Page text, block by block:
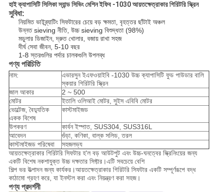
হাই ক্যাপাসিটি সিলিকা স্যান্ড সিভিং মেশিন ইফিব -1030 আয়তক্ষেত্রাকার গিরিটরি স্ক্রিন
সুবিধা:
নিয়মিত ভাইব্র্যাটিং সিফটারের চেয়ে বড় ক্ষমতা, বৃহত্তর ছাঁটাই অঞ্চল
উন্নত sieving নীতি, উচ্চ sieving বিশুদ্ধতা (98%)
মডুলার ডিজাইন, দ্রুত খোলার, বজায় রাখা সহজ
দীর্ঘ সেবা জীবন, 5-10 বছর
1-8 স্তরগুলির পর্দার চালকগুলি উপলব্ধ
পণ্য পরিচিতি
নাম:
এভারসুন ইএফওয়াইবি -1030 উচ্চ ক্যাপাসিটি ফুড পাউডার বালি
স্কয়ার গিরিটরি স্ক্রিন
জাল আকার
2 ~ 500
মোটর
ইতালি ওলিআই মোটর, সুইস এবিবি মোটর
ভোল্টেজ, বৈদ্যুতিক
একক বিশেষ
কাস্টমাইজড
উপকরণ
কার্বন ইস্পাত, SUS304, SUS316L
আবেদন
গুঁড়া, কণিকা, বাল্ক সলিড, তরল
কাস্টমাইজড পরিষেবা
সহজলভ্য
আয়তক্ষেত্রাকার গিরিটরি সিফটার হ'ল বড় আউটপুট এবং উচ্চ-ঘনত্বের স্ক্রিনিংয়ের জন্য
একটি বিশেষ নকশাযুক্ত উচ্চ দক্ষতার সিফ্টার।এটি সবচেয়ে বেশি
শিল্প ভর উত্পাদন জন্য কার্যকর।আয়তক্ষেত্রাকার গিরিটরি সিফটার একটি সম্পূর্ণরূপে বদ্ধ
কাঠামো গ্রহণ করে, যা ইনস্টল করা এবং নিয়ন্ত্রণ করা সহজ।
পণ্য প্রদর্শনী